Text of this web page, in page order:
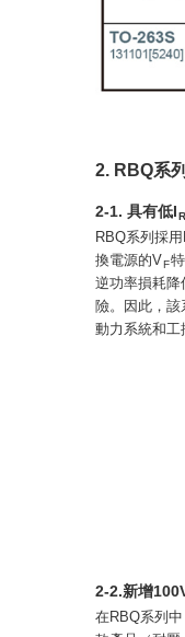
2. RBQ系列
2-1. 具有低IR
RBQ系列採
換電源的VF
逆功率損耗降
險。因此，
動力系統和工
2-2.新增
在RBQ系列